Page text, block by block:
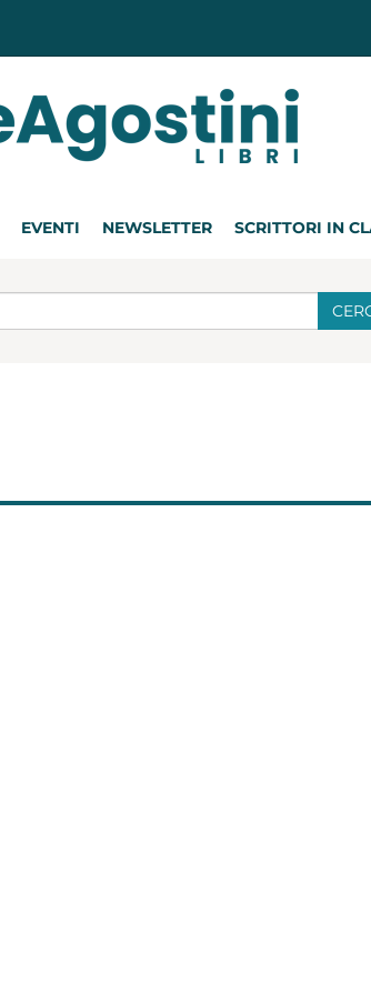
EVENTI NEWSLETTER SCRITTORI IN